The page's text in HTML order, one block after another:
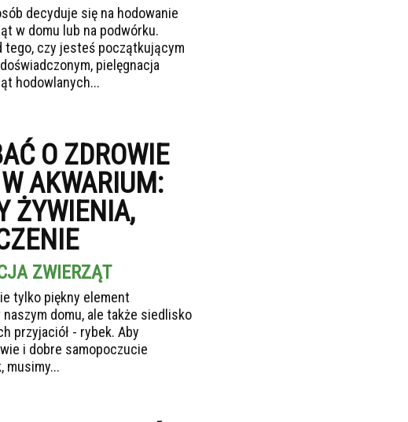
decyduje się na hodowanie
w domu lub na podwórku.
tego, czy jesteś początkującym
pielęgnacja
hodowlanych...
O ZDROWIE
AKWARIUM:
ŻYWIENIA,
ZWIERZĄT
tylko piękny element
domu, ale także siedlisko
przyjaciół - rybek. Aby
i dobre samopoczucie
musimy...